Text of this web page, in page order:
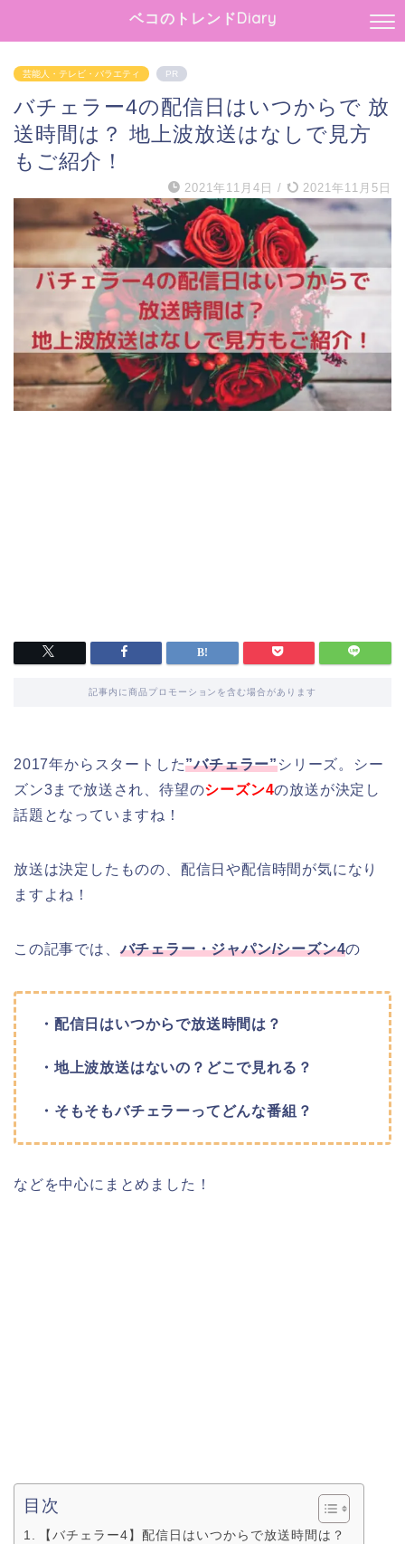
ベコのトレンドDiary
芸能人・テレビ・バラエティ PR
バチェラー4の配信日はいつからで 放
送時間は？ 地上波放送はなしで見方
もご紹介！
2021年11月4日 / 2021年11月5日
記事内に商品プロモーションを含む場合があります
2017年からスタートした”バチェラー”シリーズ。シー
ズン3まで放送され、待望のシーズン4の放送が決定し
話題となっていますね！
放送は決定したものの、配信日や配信時間が気になり
ますよね！
この記事では、バチェラー・ジャパン/シーズン4の
・配信日はいつからで放送時間は？
・地上波放送はないの？どこで見れる？
・そもそもバチェラーってどんな番組？
などを中心にまとめました！
目次
【バチェラー4】配信日はいつからで放送時間は？